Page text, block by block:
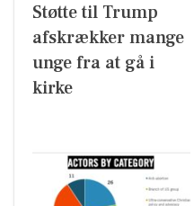
Støtte til Trump
afskrækker mange
unge fra at gå i
kirke